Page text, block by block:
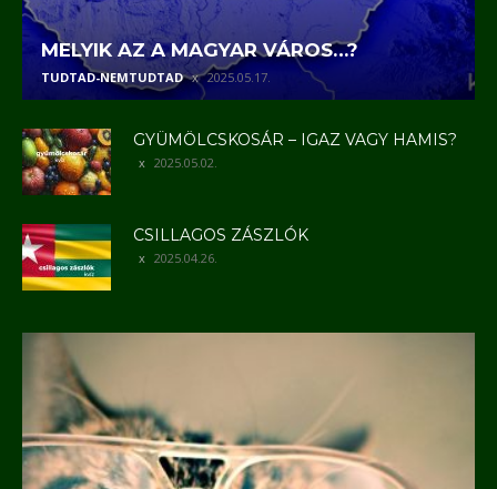
MELYIK AZ A MAGYAR VÁROS…?
TUDTAD-NEMTUDTAD 2025.05.17.
GYÜMÖLCSKOSÁR – IGAZ VAGY HAMIS?
2025.05.02.
CSILLAGOS ZÁSZLÓK
2025.04.26.